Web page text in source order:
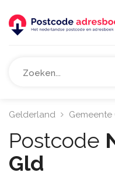
Gelderland
Postcode
Gld